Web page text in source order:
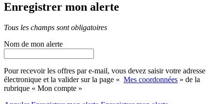
Enregistrer mon alerte
Tous les champs sont obligatoires
Nom de mon alerte
Pour recevoir les offres par e-mail, vous devez saisir votre adresse
électronique et la valider sur la page « Mes coordonnées » de la
rubrique « Mon compte »